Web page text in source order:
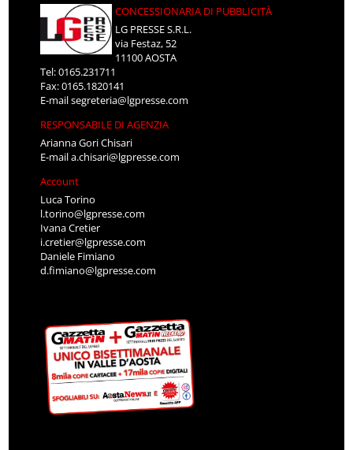
CONCESSIONARIA DI PUBBLICITÀ
LG PRESSE S.R.L.
via Festaz, 52
11100 AOSTA
Tel: 0165.231711
Fax: 0165.1820141
E-mailsegreteria@lgpresse.com
RESPONSABILE DI AGENZIA
Arianna Gori Chisari
E-maila.chisari@lgpresse.com
Account
Luca Torino
l.torino@lgpresse.com
Ivana Cretier
i.cretier@lgpresse.com
Daniele Fimiano
d.fimiano@lgpresse.com